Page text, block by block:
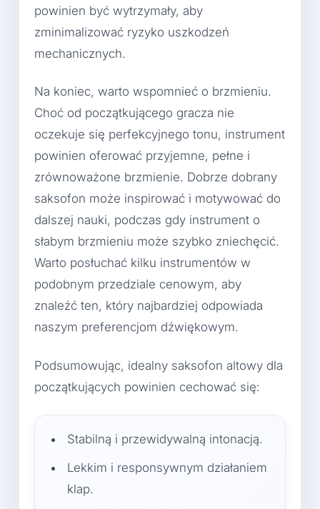
powinien być wytrzymały, aby
zminimalizować ryzyko uszkodzeń
mechanicznych.
Na koniec, warto wspomnieć o brzmieniu.
Choć od początkującego gracza nie
oczekuje się perfekcyjnego tonu, instrument
powinien oferować przyjemne, pełne i
zrównoważone brzmienie. Dobrze dobrany
saksofon może inspirować i motywować do
dalszej nauki, podczas gdy instrument o
słabym brzmieniu może szybko zniechęcić.
Warto posłuchać kilku instrumentów w
podobnym przedziale cenowym, aby
znaleźć ten, który najbardziej odpowiada
naszym preferencjom dźwiękowym.
Podsumowując, idealny saksofon altowy dla
początkujących powinien cechować się:
Stabilną i przewidywalną intonacją.
Lekkim i responsywnym działaniem
klap.